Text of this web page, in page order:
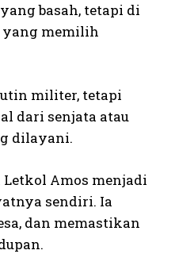
basah, tetapi di
yang memilih
militer, tetapi
dari senjata atau
dilayani.
Amos menjadi
sendiri. Ia
dan memastikan